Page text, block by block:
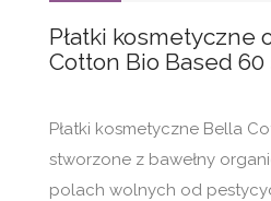
Płatki kosmetyczne
Cotton Bio Based 60
Płatki kosmetyczne Bella
stworzone z bawełny
polach wolnych od